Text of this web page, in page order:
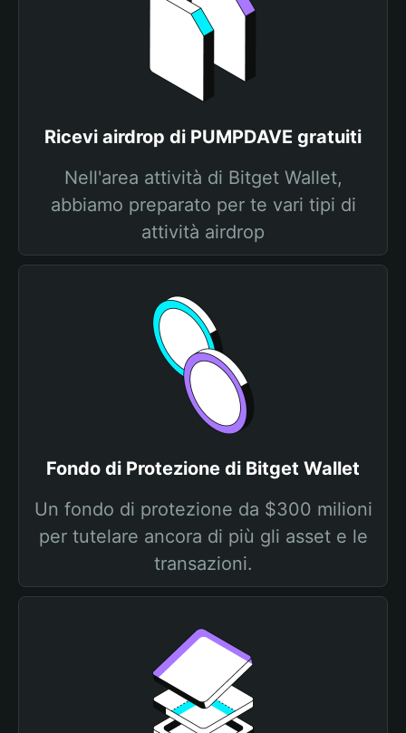
Ricevi airdrop di PUMPDAVE gratuiti
Nell'area attività di Bitget Wallet,
abbiamo preparato per te vari tipi di
attività airdrop
Fondo di Protezione di Bitget Wallet
Un fondo di protezione da $300 milioni
per tutelare ancora di più gli asset e le
transazioni.